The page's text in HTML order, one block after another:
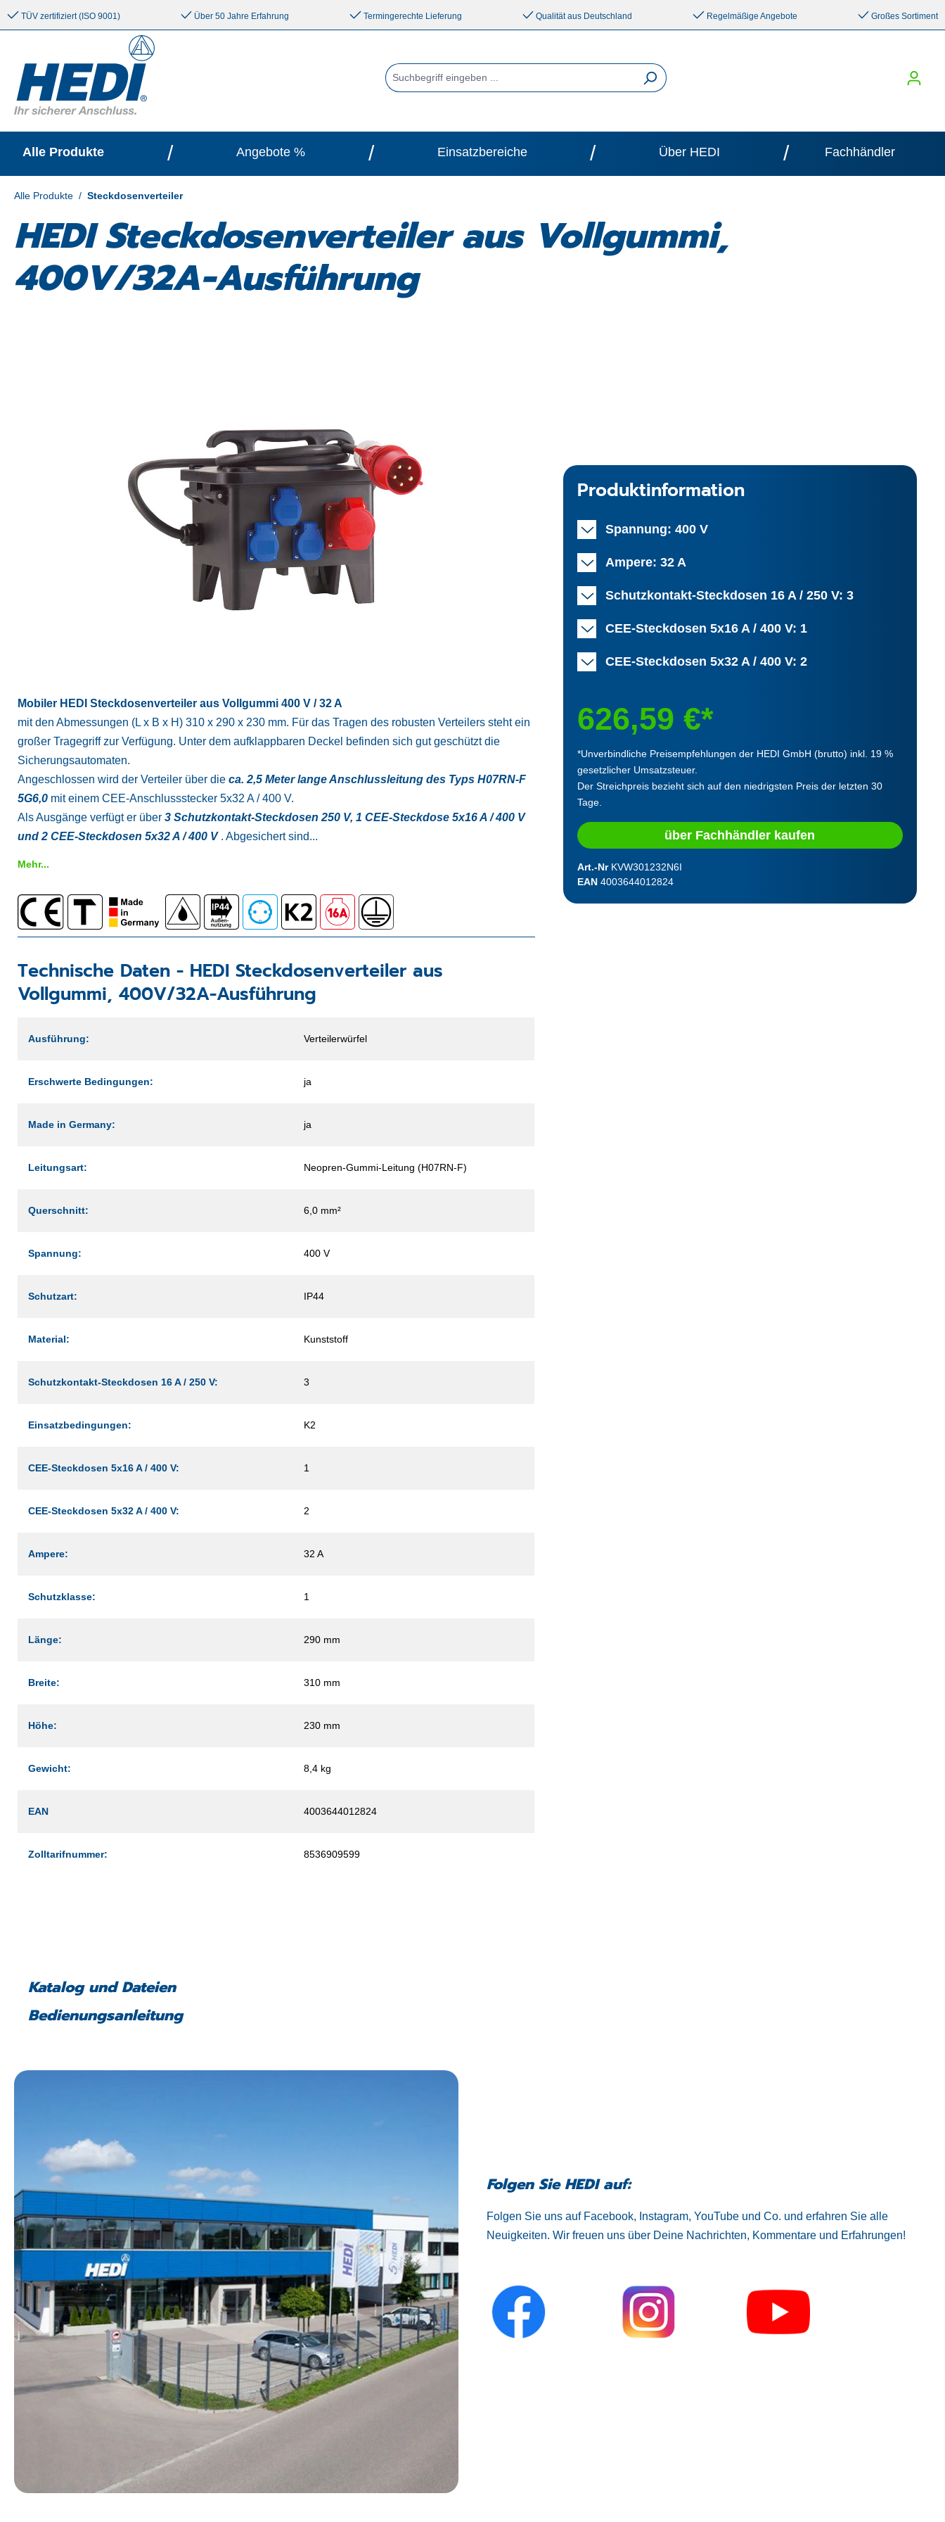
springen Zur Hauptnavigation springen
TÜV zertifiziert (ISO 9001) Über 50 Jahre Erfahrung Termingerechte Lieferung Qualität aus Deutschland Regelmäßige Angebote Großes Sortiment
Alle Produkte / Angebote % / Einsatzbereiche / Über HEDI / Fachhändler
Alle Produkte / Steckdosenverteiler
HEDI Steckdosenverteiler aus Vollgummi,
400V/32A-Ausführung
Mobiler HEDI Steckdosenverteiler aus Vollgummi 400 V / 32 A
mit den Abmessungen (L x B x H) 310 x 290 x 230 mm. Für das Tragen des robusten Verteilers steht ein
großer Tragegriff zur Verfügung. Unter dem aufklappbaren Deckel befinden sich gut geschützt die
Sicherungsautomaten.
Angeschlossen wird der Verteiler über die ca. 2,5 Meter lange Anschlussleitung des Typs H07RN-F
5G6,0 mit einem CEE-Anschlussstecker 5x32 A / 400 V.
Als Ausgänge verfügt er über 3 Schutzkontakt-Steckdosen 250 V, 1 CEE-Steckdose 5x16 A / 400 V
und 2 CEE-Steckdosen 5x32 A / 400 V. Abgesichert sind...
Mehr...
Technische Daten - HEDI Steckdosenverteiler aus
Vollgummi, 400V/32A-Ausführung
Ausführung: Verteilerwürfel
Erschwerte Bedingungen: ja
Made in Germany: ja
Leitungsart: Neopren-Gummi-Leitung (H07RN-F)
Querschnitt: 6,0 mm²
Spannung: 400 V
Schutzart: IP44
Material: Kunststoff
Schutzkontakt-Steckdosen 16 A / 250 V: 3
Einsatzbedingungen: K2
CEE-Steckdosen 5x16 A / 400 V: 1
CEE-Steckdosen 5x32 A / 400 V: 2
Ampere: 32 A
Schutzklasse: 1
Länge: 290 mm
Breite: 310 mm
Höhe: 230 mm
Gewicht: 8,4 kg
EAN 4003644012824
Zolltarifnummer: 8536909599
Produktinformation
Spannung: 400 V
Ampere: 32 A
Schutzkontakt-Steckdosen 16 A / 250 V: 3
CEE-Steckdosen 5x16 A / 400 V: 1
CEE-Steckdosen 5x32 A / 400 V: 2
626,59 €*
*Unverbindliche Preisempfehlungen der HEDI GmbH (brutto) inkl. 19 %
gesetzlicher Umsatzsteuer.
Der Streichpreis bezieht sich auf den niedrigsten Preis der letzten 30
Tage.
über Fachhändler kaufen
Art.-Nr KVW301232N6I
EAN 4003644012824
Katalog und Dateien
Bedienungsanleitung
Folgen Sie HEDI auf:
Folgen Sie uns auf Facebook, Instagram, YouTube und Co. und erfahren Sie alle
Neuigkeiten. Wir freuen uns über Deine Nachrichten, Kommentare und Erfahrungen!